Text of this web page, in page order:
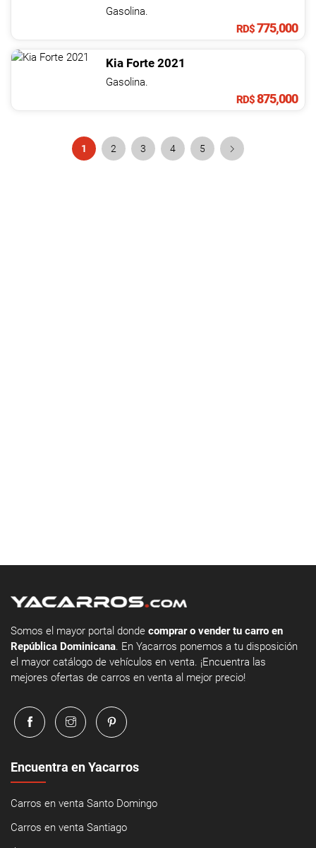
Gasolina.
RD$775,000
Kia Forte 2021
Gasolina.
RD$875,000
1 2 3 4 5
Somos el mayor portal donde comprar o vender tu carro en
República Dominicana. En Yacarros ponemos a tu disposición
el mayor catálogo de vehículos en venta. ¡Encuentra las
mejores ofertas de carros en venta al mejor precio!
Encuentra en Yacarros
Carros en venta Santo Domingo
Carros en venta Santiago